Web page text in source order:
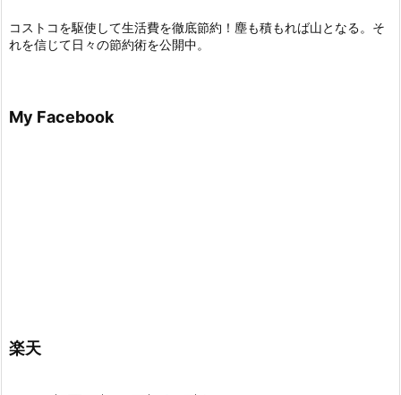
コストコを駆使して生活費を徹底節約！塵も積もれば山となる。そ
れを信じて日々の節約術を公開中。
My Facebook
楽天